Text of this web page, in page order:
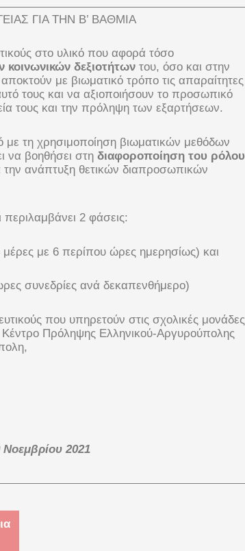
ΓΙΑ ΤΗΝ Β’ ΒΑΘΜΙΑ
στο υλικό που αφορά τόσο
δεξιοτήτωντου, όσο και στην
με βιωματικό τρόπο τις απαραίτητες
τους και να αξιοποιήσουν το προσωπικό
τους και την πρόληψη των εξαρτήσεων.
τη χρησιμοποίηση βιωματικών μεθόδων
να βοηθήσει στη διαφοροποίηση του ρόλου
ανάπτυξη θετικών διαπροσωπικών
2 φάσεις:
με 6 περίπου ώρες ημερησίως) και
συνεδρίες ανά δεκαπενθήμερο)
που υπηρετούν στις σχολικές μονάδες
Κέντρο Πρόληψης Ελληνικού-Αργυρούπολης
Νοεμβρίου 2021